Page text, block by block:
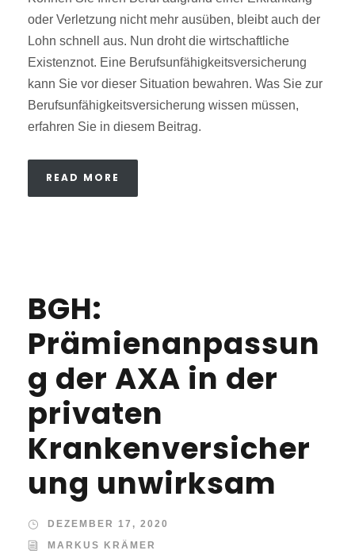
oder Verletzung nicht mehr ausüben, bleibt auch der
Lohn schnell aus. Nun droht die wirtschaftliche
Existenznot. Eine Berufsunfähigkeitsversicherung
kann Sie vor dieser Situation bewahren. Was Sie zur
Berufsunfähigkeitsversicherung wissen müssen,
erfahren Sie in diesem Beitrag.
READ MORE
BGH:
Prämienanpassun
g der AXA in der
privaten
Krankenversicher
ung unwirksam
DEZEMBER 17, 2020
MARKUS KRÄMER